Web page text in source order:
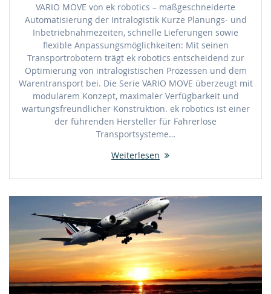
VARIO MOVE von ek robotics – maßgeschneiderte
Automatisierung der Intralogistik Kurze Planungs- und
Inbetriebnahmezeiten, schnelle Lieferungen sowie
flexible Anpassungsmöglichkeiten: Mit seinen
Transportrobotern trägt ek robotics entscheidend zur
Optimierung von intralogistischen Prozessen und dem
Warentransport bei. Die Serie VARIO MOVE überzeugt mit
modularem Konzept, maximaler Verfügbarkeit und
wartungsfreundlicher Konstruktion. ek robotics ist einer
der führenden Hersteller für Fahrerlose
Transportsysteme…
Weiterlesen